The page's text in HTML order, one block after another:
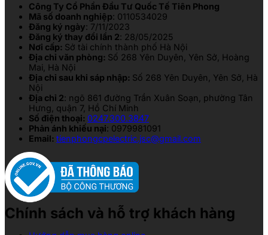
Công Ty Cổ Phần Đầu Tư Quốc Tế Tiên Phong
Mã số doanh nghiệp: 0110534029
Đăng ký ngày: 7/11/2023
Đăng ký thay đổi lần 2: 28/05/2025
Nơi cấp: Sở tài chính thành phố Hà Nội
Địa chỉ văn phòng: Số 268 Yên Duyên, Yên Sở, Hoàng
Mai, Hà Nội
Địa chỉ sau khi sáp nhập: Số 268 Yên Duyên, Yên Sở, Hà
Nội
Địa chỉ 2: ngõ 861 đường Trần Xuân Soạn, phường Tân
Hưng, quận 7, Hồ Chí Minh
Số điện thoại: 0247.300.3847
Phản ánh khiếu nại: 0979981091
Email: tienphongcpelectric.jsc@gmail.com
Chính sách và hỗ trợ khách hàng